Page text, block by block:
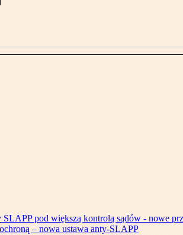
SLAPP pod większą kontrolą sądów - nowe
– nowa ustawa anty-SLAPP